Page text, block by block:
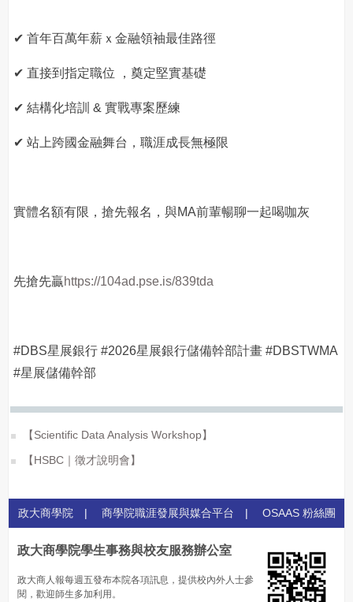
✔ 首年百萬年薪ｘ金融領袖最佳路徑
✔ 直接到指定職位 ，奠定堅實基礎
✔ 結構化培訓 & 實戰專案歷練
✔ 站上跨國金融舞台，職涯成長無極限
實體名額有限，搶先報名，與MA前輩暢聊一起喝咖灰
先搶先贏https://104ad.pse.is/839tda
#DBS星展銀行 #2026星展銀行儲備幹部計畫 #DBSTWMA
#星展儲備幹部
【Scientific Data Analysis Workshop】
【HSBC｜徵才說明會】
政大商學院 | 商學院職涯發展與媒合平台 | OSAAS 粉絲團
政大商學院學生事務與校友服務辦公室
政大商人報每週五發布本院各項訊息，提供校內外人士參
閱，歡迎師生多加利用。